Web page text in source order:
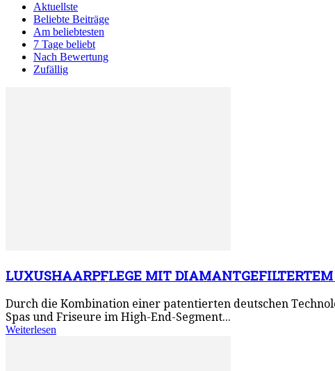
Aktuellste
Beliebte Beiträge
Am beliebtesten
7 Tage beliebt
Nach Bewertung
Zufällig
LUXUSHAARPFLEGE MIT DIAMANTGEFILTERTEM
Durch die Kombination einer patentierten deutschen
Spas und Friseure im High-End-Segment...
Weiterlesen